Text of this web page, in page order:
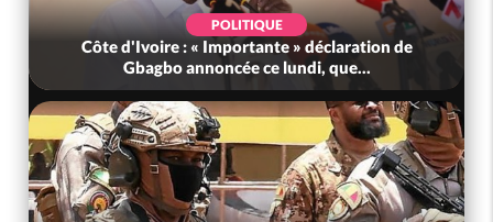
POLITIQUE
Côte d'Ivoire : « Importante » déclaration de
Gbagbo annoncée ce lundi, que...